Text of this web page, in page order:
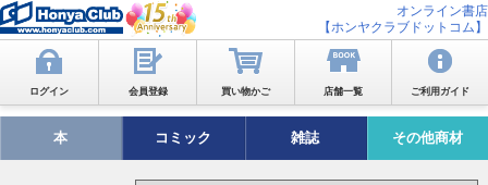
オンライン書店
【ホンヤクラブドットコム】
ログイン 会員登録 買い物かご 店舗一覧 ご利用ガイド
本 コミック 雑誌 その他商材